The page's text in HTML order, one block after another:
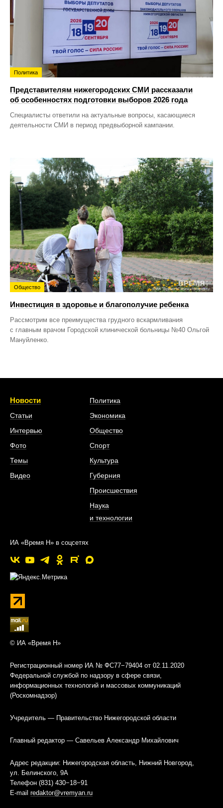
Политика
Представителям нижегородских СМИ рассказали
об особенностях подготовки выборов 2026 года
Специалисты ответили на актуальные вопросы, касающиеся
деятельности СМИ в период предвыборной кампании.
Общество
Инвестиция в здоровье и благополучие ребенка
Рассмотрим все преимущества грудного вскармливания
с главным врачом Городской клинической больницы №40 Ольгой
Мануйленко.
Новости
Статьи
Интервью
Фото
Темы
Видео
Политика
Экономика
Общество
Спорт
Культура
Губерния
Происшествия
Наука
и технологии
ИА «Время Н» в соцсетях
© ИА «Время Н»
Регистрационный номер ИА № ФС77−79404 от 02.11.2020
Федеральной службой по надзору в сфере связи,
информационных технологий и массовых коммуникаций
(Роскомнадзор)
Учредитель — Правительство Нижегородской области
Главный редактор — Савельев Александр Михайлович
Адрес редакции: Нижегородская область, Нижний Новгород,
ул. Белинского, 9А
Телефон (831) 430−18−91
E-mail redaktor@vremyan.ru